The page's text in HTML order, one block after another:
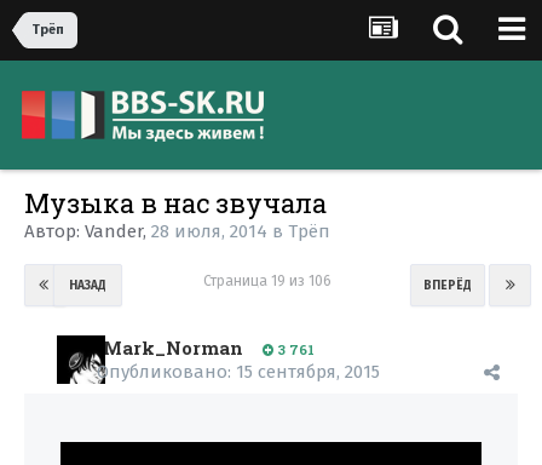
Трёп
Музыка в нас звучала
Автор: Vander, 28 июля, 2014 в Трёп
НАЗАД ВПЕРЁД
Страница 19 из 106
Mark_Norman 3 761
Опубликовано: 15 сентября, 2015